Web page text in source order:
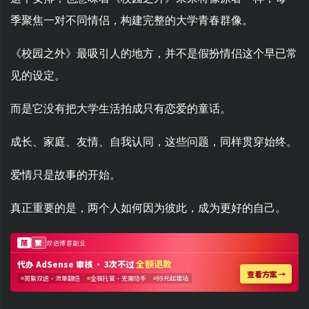
季聚焦一对不同情侣，构建完整的大学青春群像。
《校园之外》最吸引人的地方，并不是假扮情侣这个早已常
见的设定。
而是它没有把大学生活拍成只有恋爱的童话。
成长、家庭、友情、自我认同，这些问题，同样贯穿始终。
爱情只是故事的开始。
真正重要的是，两个人如何因为彼此，成为更好的自己。